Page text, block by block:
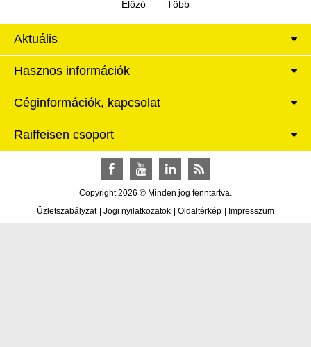
Aktuális
Hasznos információk
Céginformációk, kapcsolat
Raiffeisen csoport
Copyright 2026 © Minden jog fenntartva.
FacebookYouTubeLinkedInRSS
Üzletszabályzat | Jogi nyilatkozatok | Oldaltérkép | Impresszum